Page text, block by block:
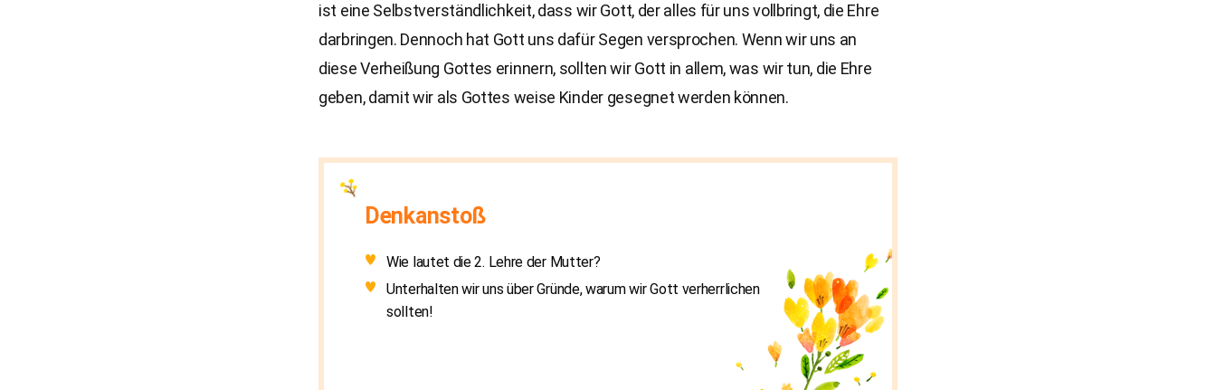
ist eine Selbstverständlichkeit, dass wir Gott, der alles für uns vollbringt, die Ehre
darbringen. Dennoch hat Gott uns dafür Segen versprochen. Wenn wir uns an
diese Verheißung Gottes erinnern, sollten wir Gott in allem, was wir tun, die Ehre
geben, damit wir als Gottes weise Kinder gesegnet werden können.
Denkanstoß
Wie lautet die 2. Lehre der Mutter?
Unterhalten wir uns über Gründe, warum wir Gott verherrlichen
sollten!